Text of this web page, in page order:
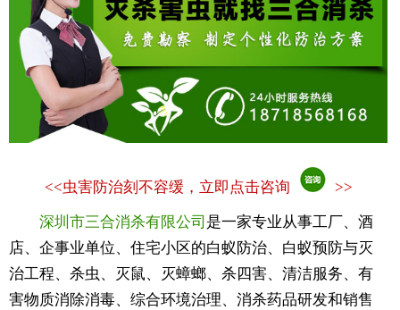
<<虫害防治刻不容缓，立即点击咨询 >>
深圳市三合消杀有限公司 是一家专业从事工厂、酒
店、企事业单位、住宅小区的白蚁防治、白蚁预防与灭
治工程、杀虫、灭鼠、灭蟑螂、杀四害、清洁服务、有
害物质消除消毒、综合环境治理、消杀药品研发和销售